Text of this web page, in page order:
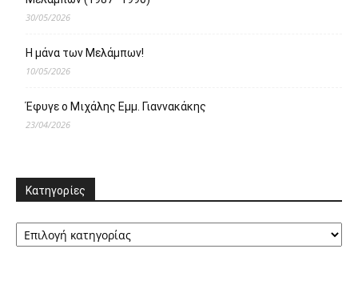
30/05/2026
Η μάνα των Μελάμπων!
10/05/2026
Έφυγε ο Μιχάλης Εμμ. Γιαννακάκης
23/04/2026
Κατηγορίες
Κατηγορίες